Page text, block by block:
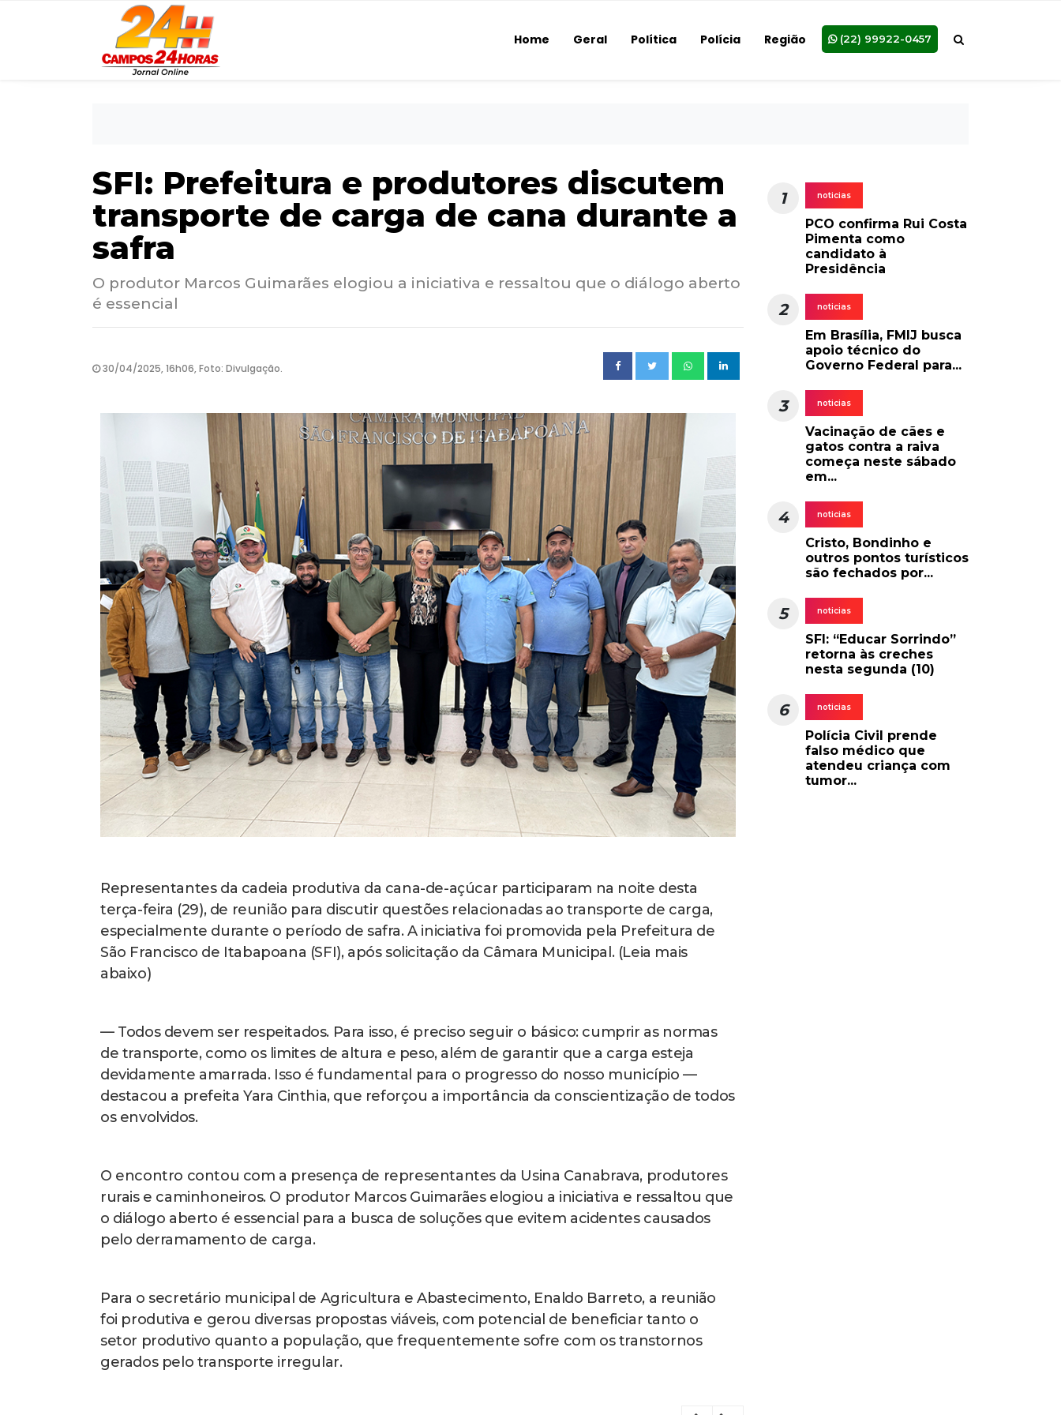
Home Geral Política Polícia Região (22) 99922-0457
SFI: Prefeitura e produtores discutem
transporte de carga de cana durante a
safra
O produtor Marcos Guimarães elogiou a iniciativa e ressaltou que o diálogo aberto
é essencial
30/04/2025, 16h06, Foto: Divulgação.
Representantes da cadeia produtiva da cana-de-açúcar participaram na noite desta
terça-feira (29), de reunião para discutir questões relacionadas ao transporte de carga,
especialmente durante o período de safra. A iniciativa foi promovida pela Prefeitura de
São Francisco de Itabapoana (SFI), após solicitação da Câmara Municipal. (Leia mais
abaixo)
— Todos devem ser respeitados. Para isso, é preciso seguir o básico: cumprir as normas
de transporte, como os limites de altura e peso, além de garantir que a carga esteja
devidamente amarrada. Isso é fundamental para o progresso do nosso município —
destacou a prefeita Yara Cinthia, que reforçou a importância da conscientização de todos
os envolvidos.
O encontro contou com a presença de representantes da Usina Canabrava, produtores
rurais e caminhoneiros. O produtor Marcos Guimarães elogiou a iniciativa e ressaltou que
o diálogo aberto é essencial para a busca de soluções que evitem acidentes causados
pelo derramamento de carga.
Para o secretário municipal de Agricultura e Abastecimento, Enaldo Barreto, a reunião
foi produtiva e gerou diversas propostas viáveis, com potencial de beneficiar tanto o
setor produtivo quanto a população, que frequentemente sofre com os transtornos
gerados pelo transporte irregular.
1 noticias
PCO confirma Rui Costa
Pimenta como
candidato à
Presidência
2 noticias
Em Brasília, FMIJ busca
apoio técnico do
Governo Federal para...
3 noticias
Vacinação de cães e
gatos contra a raiva
começa neste sábado
em...
4 noticias
Cristo, Bondinho e
outros pontos turísticos
são fechados por...
5 noticias
SFI: “Educar Sorrindo”
retorna às creches
nesta segunda (10)
6 noticias
Polícia Civil prende
falso médico que
atendeu criança com
tumor...